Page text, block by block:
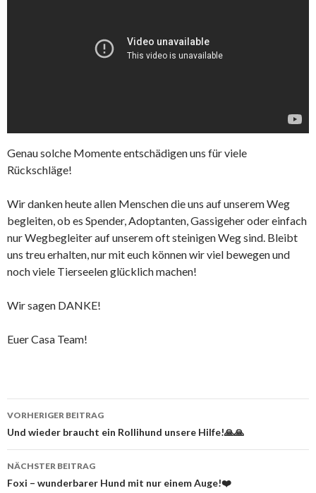
Genau solche Momente entschädigen uns für viele
Rückschläge!
Wir danken heute allen Menschen die uns auf unserem Weg
begleiten, ob es Spender, Adoptanten, Gassigeher oder einfach
nur Wegbegleiter auf unserem oft steinigen Weg sind. Bleibt
uns treu erhalten, nur mit euch können wir viel bewegen und
noch viele Tierseelen glücklich machen!
Wir sagen DANKE!
Euer Casa Team!
Beitrags-
Navigation
VORHERIGER BEITRAG
Und wieder braucht ein Rollihund unsere Hilfe!🙏🙏
NÄCHSTER BEITRAG
Foxi – wunderbarer Hund mit nur einem Auge!❤️